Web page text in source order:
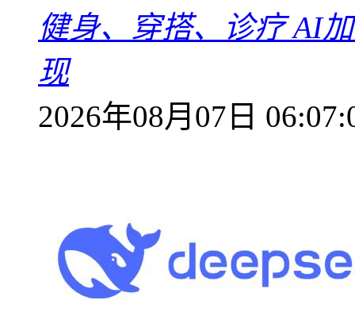
健身、穿搭、诊疗 AI
现
2026年08月07日